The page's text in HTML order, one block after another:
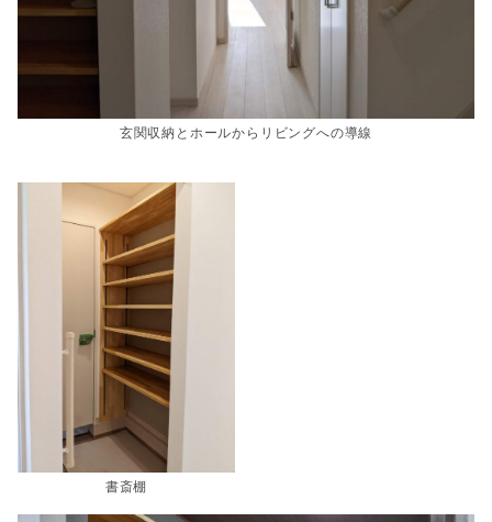
玄関収納とホールからリビングへの導線
書斎棚